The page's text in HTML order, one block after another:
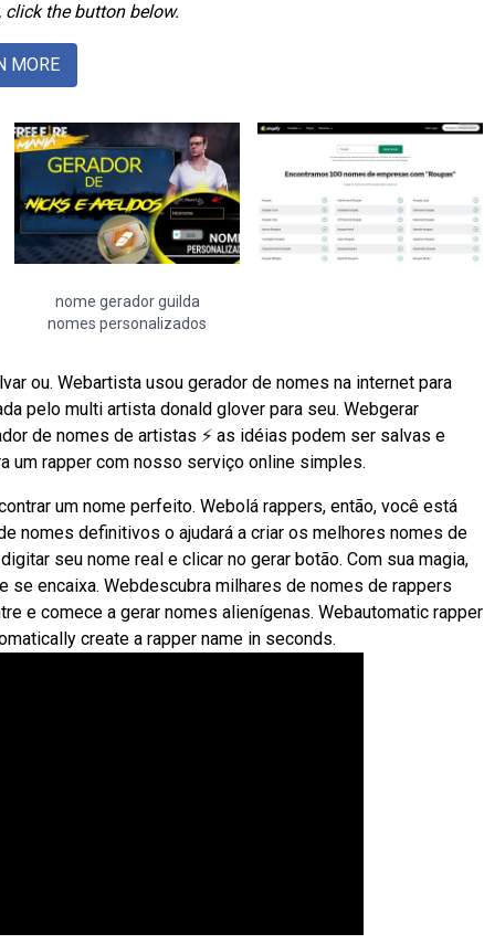
the button below.
MORE
nome gerador guilda
nomes personalizados
ou. Webartista usou gerador de nomes na internet para
pelo multi artista donald glover para seu. Webgerar
de nomes de artistas ⚡️ as idéias podem ser salvas e
um rapper com nosso serviço online simples.
um nome perfeito. Webolá rappers, então, você está
nomes definitivos o ajudará a criar os melhores nomes de
seu nome real e clicar no gerar botão. Com sua magia,
encaixa. Webdescubra milhares de nomes de rappers
e comece a gerar nomes alienígenas. Webautomatic rapper
create a rapper name in seconds.